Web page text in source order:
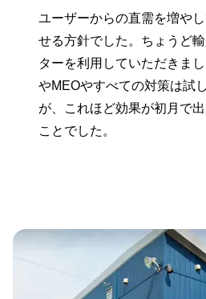
ユーザーからの直需を増や
せる方針でした。ちょうど
ターを利用していただきま
やMEOやすべての対策は試
が、これほど効果が初月で
ことでした。